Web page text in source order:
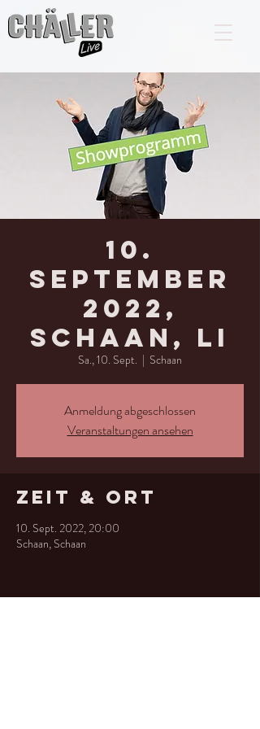
10.
September
2022,
Schaan, LI
Sa., 10. Sept.
  |
Schaan
Anmeldung abgeschlossen
Veranstaltungen ansehen
Zeit & Ort
10. Sept. 2022, 20:00
Schaan, Schaan